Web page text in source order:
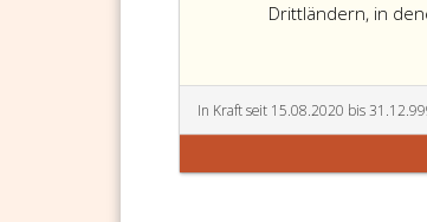
im
des
Drittländern, in
In Kraft seit 15.08.2020 bis